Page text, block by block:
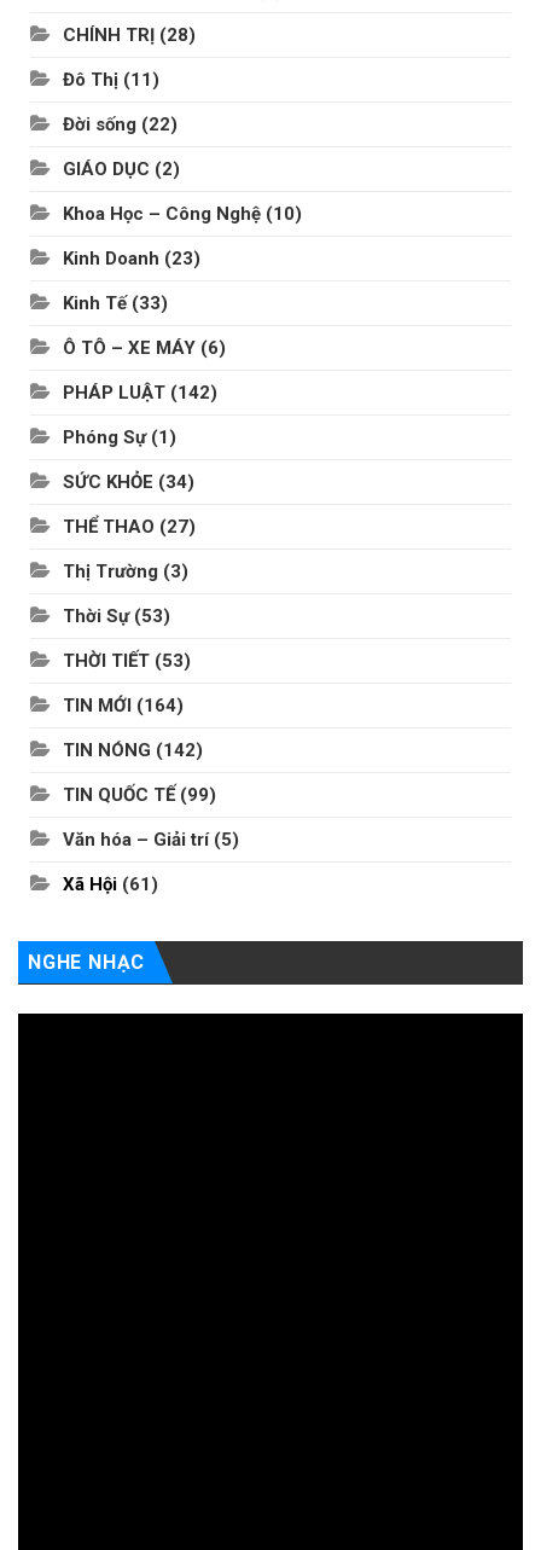
CHÍNH TRỊ (28)
Đô Thị (11)
Đời sống (22)
GIÁO DỤC (2)
Khoa Học – Công Nghệ (10)
Kinh Doanh (23)
Kinh Tế(33)
Ô TÔ – XE MÁY (6)
PHÁP LUẬT (142)
Phóng Sự(1)
SỨC KHỎE (34)
THỂ THAO (27)
Thị Trường (3)
Thời Sự(53)
THỜI TIẾT (53)
TIN MỚI (164)
TIN NÓNG (142)
TIN QUỐC TẾ (99)
Văn hóa – Giải trí(5)
Xã Hội (61)
NGHE NHẠC